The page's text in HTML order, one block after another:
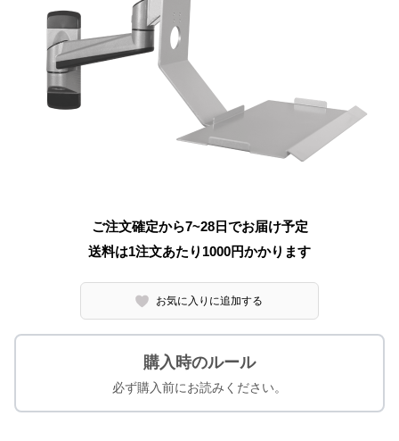
ご注文確定から7~28日でお届け予定
送料は1注文あたり 1000円かかります
お気に入りに追加する
購入時のルール
必ず購入前にお読みください。